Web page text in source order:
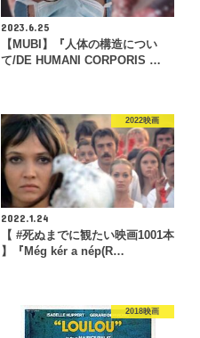
2023.6.25
【MUBI】『人体の構造につい
て/DE HUMANI CORPORIS …
2022映画
2022.1.24
【 #死ぬまでに観たい映画1001本
】『Még kér a nép(R…
2018映画